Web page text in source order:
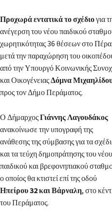
Προχωρά εντατικά το σχέδιογια
ανέγερση του νέου παιδικού
χωρητικότητας 36 θέσεων στο
μετά την παραχώρηση του
από την Υπουργό Κοινωνικής
και ΟικογένειαςΔόμνα
προς τον Δήμο Περάματος.
Ο ΔήμαρχοςΓιάννης Λαγουδάκος
ανακοίνωσε την υπογραφή της
ανάθεσης της σύμβασης για τα
και τα τεύχη δημοπράτησης του νέου
παιδικού και βρεφονηπιακού
ο οποίος θα κτιστεί επί της οδού
Ηπείρου 32 και Βάρναλη, στο
του Περάματος.